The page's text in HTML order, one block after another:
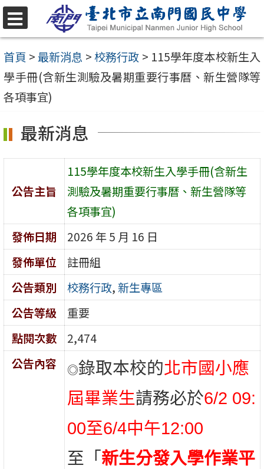
跳
至
主
要
內
區
選
單
首頁 >最新消息 >校務行政 > 115學年度本校新生入
學手冊(含新生測驗及暑期重要行事曆、新生營隊等
各項事宜)
最新消息
公告主旨
115學年度本校新生入學手冊(含新生
測驗及暑期重要行事曆、新生營隊等
各項事宜)
發佈日期
2026 年 5 月 16 日
發佈單位
註冊組
公告類別
校務行政, 新生專區
公告等級
重要
點閱次數
2,474
公告內容
◎錄取本校的北市國小應
屆畢業生請務必於6/2 09:
00至6/4中午12:00
至「 新生分發入學作業平